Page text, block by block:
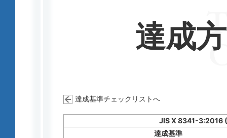
達成
達成基準チェックリストへ
JIS X 8341-3:2016
達成基準